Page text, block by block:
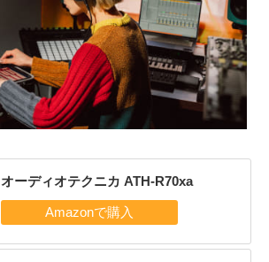
オーディオテクニカ ATH-R70xa